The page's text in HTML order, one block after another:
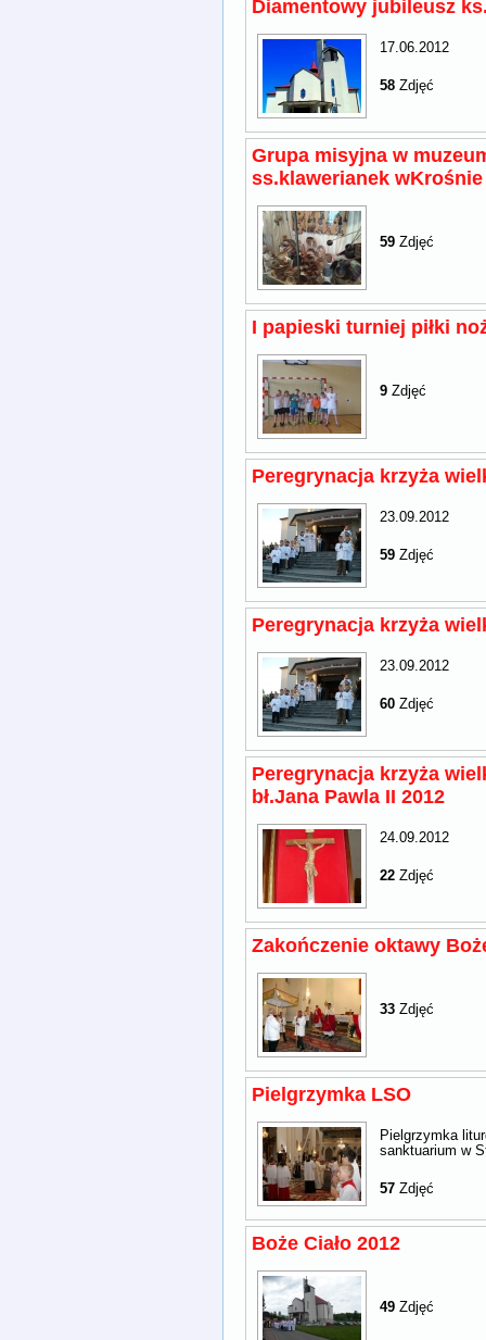
Diamentowy jubileusz
17.06.2012
58 Zdjęć
Grupa misyjna w
ss.klawerianek wKrośnie
59 Zdjęć
I papieski turniej piłki
9 Zdjęć
Peregrynacja krzyża
23.09.2012
59 Zdjęć
Peregrynacja krzyża
23.09.2012
60 Zdjęć
Peregrynacja krzyża
bł.Jana Pawla II 2012
24.09.2012
22 Zdjęć
Zakończenie oktawy
33 Zdjęć
Pielgrzymka LSO
Pielgrzymka
sanktuarium w
57 Zdjęć
Boże Ciało 2012
49 Zdjęć